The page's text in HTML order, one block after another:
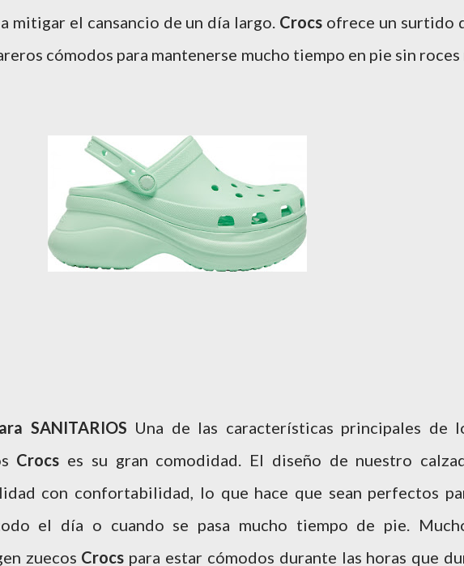
mitigar el cansancio de un día largo. Crocs ofrece un surtido
cómodos para mantenerse mucho tiempo en pie sin roces
SANITARIOS Una de las características principales de
Crocs es su gran comodidad. El diseño de nuestro
con confortabilidad, lo que hace que sean perfectos
el día o cuando se pasa mucho tiempo de pie.
zuecos Crocs para estar cómodos durante las horas que